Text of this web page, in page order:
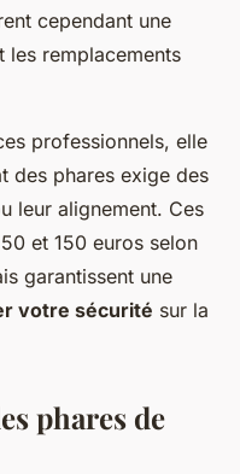
cependant une
les remplacements
professionnels, elle
des phares exige des
leur alignement. Ces
et 150 euros selon
garantissent une
votre sécurité sur la
phares de